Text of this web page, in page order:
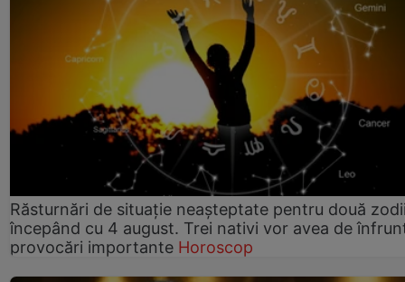
Răsturnări de situație neașteptate pentru două
începând cu 4 august. Trei nativi vor avea de
provocări importante Horoscop